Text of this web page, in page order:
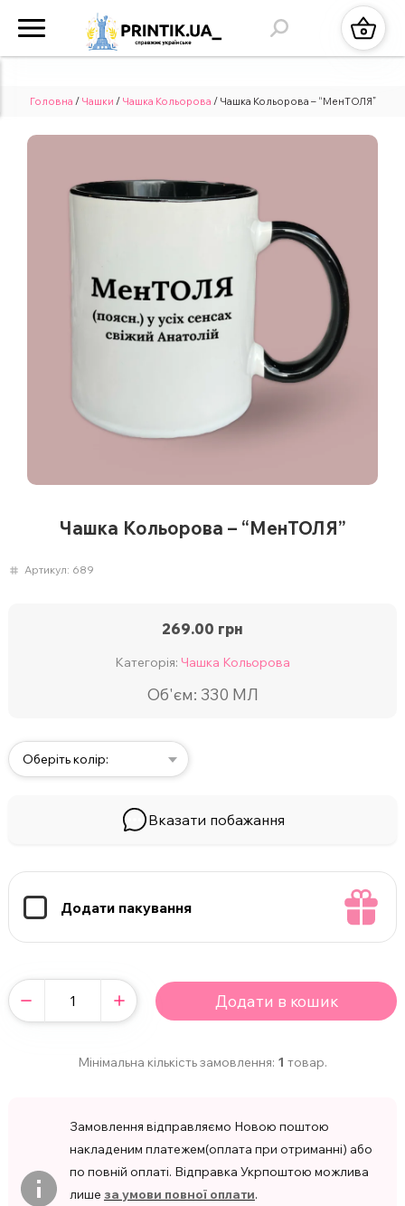
Головна / Чашки / Чашка Кольорова / Чашка Кольорова – “МенТОЛЯ”
Чашка Кольорова – “МенТОЛЯ”
Артикул: 689
269.00 грн
Категорія: Чашка Кольорова
Об'єм: 330 МЛ
Оберіть колір:
Вказати побажання
Додати пакування
Додати в кошик
Мінімальна кількість замовлення: 1 товар.
Замовлення відправляємо Новою поштою
накладеним платежем(оплата при отриманні) або
по повній оплаті. Відправка Укрпоштою можлива
лише за умови повної оплати.